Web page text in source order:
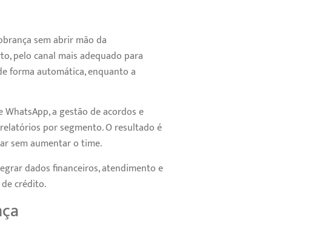
sem abrir mão da
pelo canal mais adequado para
forma automática, enquanto a
a gestão de acordos e
por segmento. O resultado é
sem aumentar o time.
dados financeiros, atendimento e
crédito.